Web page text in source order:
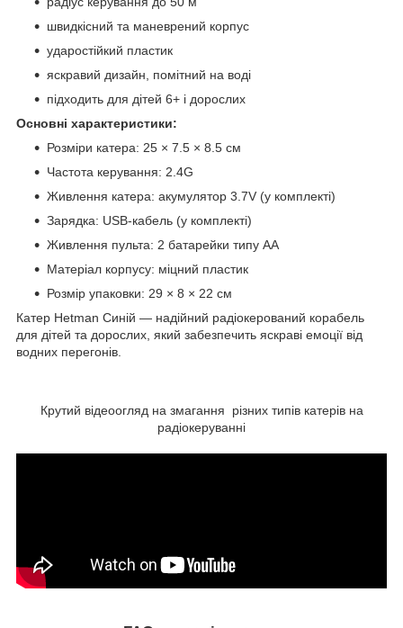
швидкісний та маневрений корпус
ударостійкий пластик
яскравий дизайн, помітний на воді
підходить для дітей 6+ і дорослих
Основні характеристики:
Розміри катера: 25 × 7.5 × 8.5 см
Частота керування: 2.4G
Живлення катера: акумулятор 3.7V (у комплекті)
Зарядка: USB-кабель (у комплекті)
Живлення пульта: 2 батарейки типу AA
Матеріал корпусу: міцний пластик
Розмір упаковки: 29 × 8 × 22 см
Катер Hetman Синій — надійний радіокерований корабель
для дітей та дорослих, який забезпечить яскраві емоції від
водних перегонів.
Крутий відеоогляд на змагання різних типів катерів на
радіокеруванні